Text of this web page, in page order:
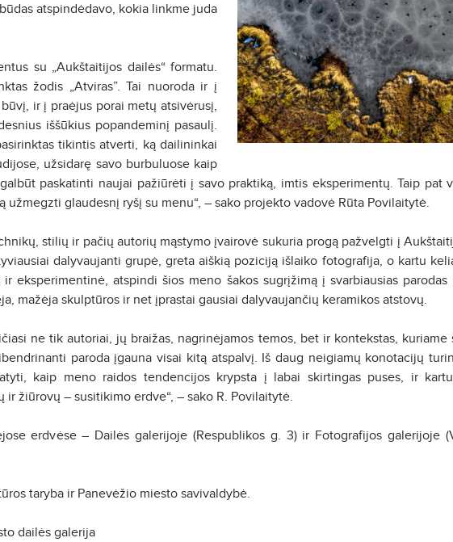
atspindėdavo, kokia linkme juda
su „Aukštaitijos dailės“ formatu.
žodis „Atviras”. Tai nuoroda ir į
ir į praėjus porai metų atsivėrusį,
iššūkius popandeminį pasaulį.
tikintis atverti, ką dailininkai
užsidarę savo burbuluose kaip
paskatinti naujai pažiūrėti į savo praktiką, imtis eksperimentų. Taip pat
užmegzti glaudesnį ryšį su menu“, – sako projekto vadovė Rūta Povilaitytė.
stilių ir pačių autorių mąstymo įvairovė sukuria progą pažvelgti į
dalyvaujanti grupė, greta aiškią poziciją išlaiko fotografija, o kartu
eksperimentinė, atspindi šios meno šakos sugrįžimą į svarbiausias
mažėja skulptūros ir net įprastai gausiai dalyvaujančių keramikos atstovų.
ne tik autoriai, jų braižas, nagrinėjamos temos, bet ir kontekstas,
paroda įgauna visai kitą atspalvį. Iš daug neigiamų konotacijų
kaip meno raidos tendencijos krypsta į labai skirtingas puses, ir
žiūrovų – susitikimo erdve“, – sako R. Povilaitytė.
erdvėse – Dailės galerijoje (Respublikos g. 3) ir Fotografijos galerijoje
taryba ir Panevėžio miesto savivaldybė.
dailės galerija